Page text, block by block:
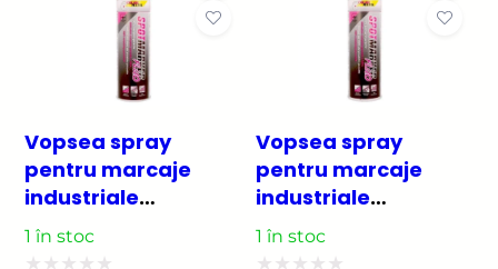
Vopsea spray
pentru marcaje
industriale
COLORMARK
Spotmarker, 500ml,
1 în stoc
Vopsea spray
pentru marcaje
industriale
COLORMARK
Spotmarker, 500ml,
1 în stoc